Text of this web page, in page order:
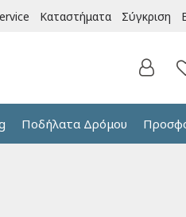
Καταστήματα Σύγκριση
Ποδήλατα Δρόμου